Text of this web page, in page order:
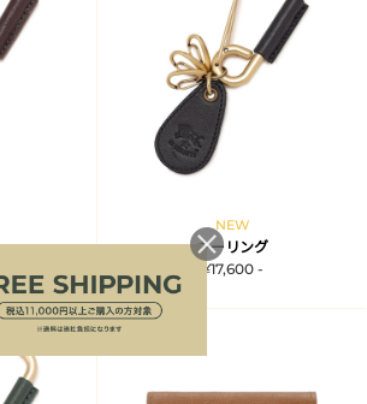
NEW
キーリング
¥17,600 -